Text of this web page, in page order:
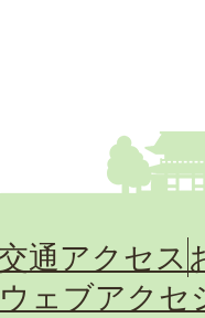
通アクセス
ウェブアクセ